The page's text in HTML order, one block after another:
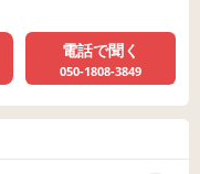
電話で聞く
050-1808-3849